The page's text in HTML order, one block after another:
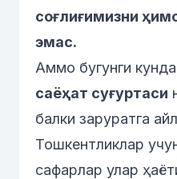
соғлиғимизни
эмас.
Аммо бугунги кунда
саёҳат суғуртаси
балки заруратга
Тошкентликлар
сафарлар улар